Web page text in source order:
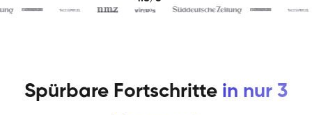
Spürbare Fortschritte in nur 3